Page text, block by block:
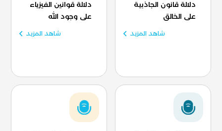
دلالة قانون الجاذبية
على الخالق
شاهد المزيد
دلالة قوانين الفيزياء
على وجود الله
شاهد المزيد